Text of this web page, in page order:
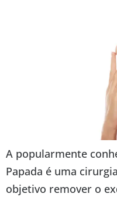
A popularmente
Papada é uma
objetivo remover o